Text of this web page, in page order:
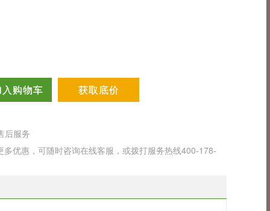
购物车 获取底价
后服务
优惠，可随时咨询在线客服，或拨打服务热线400-178-